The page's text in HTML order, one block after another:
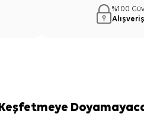
%100
Alışveriş
Keşfetmeye